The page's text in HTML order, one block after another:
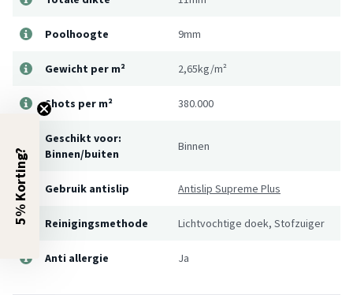
Poolhoogte 9mm
Gewicht per m² 2,65kg/m²
Shots per m² 380.000
Geschikt voor:
Binnen/buiten
Binnen
Gebruik antislip Antislip Supreme Plus
Reinigingsmethode Lichtvochtige doek, Stofzuiger
Anti allergie Ja
5% Korting?